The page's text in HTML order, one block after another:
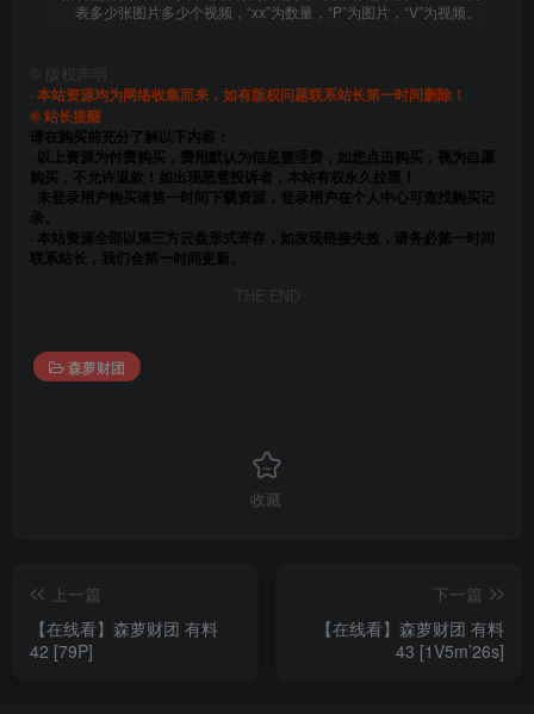
表多少张图片多少个视频，“xx”为数量，“P”为图片，“V”为视频。
版权声明
· 本站资源均为网络收集而来，如有版权问题联系站长第一时间删除！
® 站长提醒
请在购买前充分了解以下内容：
· 以上资源为付费购买，费用默认为信息整理费，如您点击购买，视为自愿
购买，不允许退款！如出现恶意投诉者，本站有权永久拉黑！
· 未登录用户购买请第一时间下载资源，登录用户在个人中心可查找购买记
录。
· 本站资源全部以第三方云盘形式寄存，如发现链接失效，请务必第一时间
联系站长，我们会第一时间更新。
THE END
森萝财团
收藏
上一篇
【在线看】森萝财团 有料
42 [79P]
下一篇
【在线看】森萝财团 有料
43 [1V5m’26s]